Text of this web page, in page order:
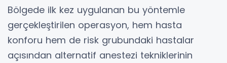
Bölgede ilk kez uygulanan bu yöntemle
gerçekleştirilen operasyon, hem hasta
konforu hem de risk grubundaki hastalar
açısından alternatif anestezi tekniklerinin